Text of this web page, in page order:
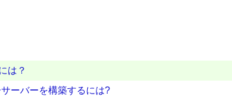
は？
ーバーを構築するには?